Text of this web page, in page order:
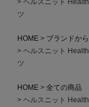
ツ
HOME ブランドか
ヘルスニット
ツ
HOME
全ての商品
ヘルスニット